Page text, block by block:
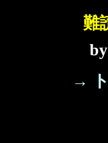
難
→